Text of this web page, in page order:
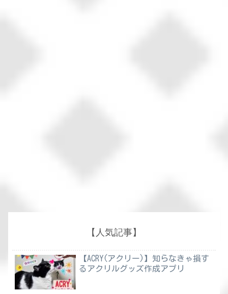
【人気記事】
【ACRY(アクリー)】知らなきゃ損す
るアクリルグッズ作成アプリ